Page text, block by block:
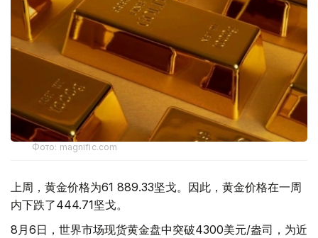
Фото: magnific.com
上周，黄金价格为61 889.33坚戈。因此，黄金价格在一周
内下跌了444.71坚戈。
8月6日，世界市场现货黄金盘中突破4300美元/盎司，为近